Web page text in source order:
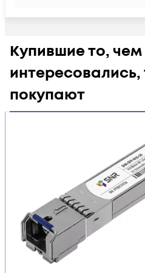
Купившие то,
покупают